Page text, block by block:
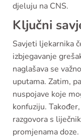
djeluju na CNS.
Ključni
Savjeti ljekarnika
izbjegavanje
naglašava se
uputama. Zatim,
nuspojave koje
konfuziju.
razgovora s
promjenama doze.